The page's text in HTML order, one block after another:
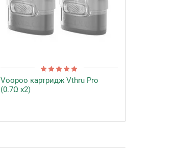
Voopoo картридж Vthru Pro
(0.7Ω x2)